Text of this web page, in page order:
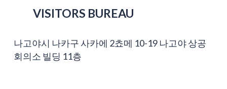
VISITORS BUREAU
나고야시 나카구 사카에 2쵸메 10-19 나고야 상공
회의소 빌딩 11층